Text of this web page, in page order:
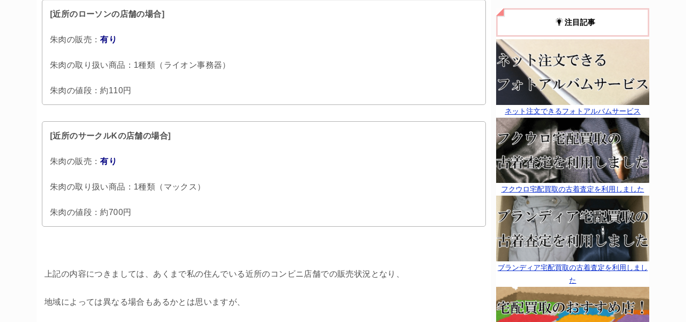
[近所のローソンの店舗の場合]
朱肉の販売：有り
朱肉の取り扱い商品：1種類（ライオン事務器）
朱肉の値段：約110円
[近所のサークルKの店舗の場合]
朱肉の販売：有り
朱肉の取り扱い商品：1種類（マックス）
朱肉の値段：約700円
上記の内容につきましては、あくまで私の住んでいる近所のコンビニ店舗での販売状況となり、
地域によっては異なる場合もあるかとは思いますが、
注目記事
ネット注文できるフォトアルバムサービス
フクウロ宅配買取の古着査定を利用しました
ブランディア宅配買取の古着査定を利用しまし
た